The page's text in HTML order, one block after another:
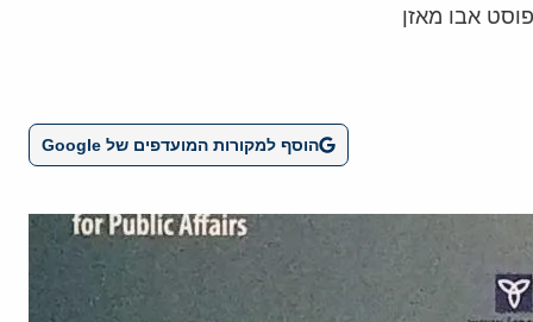
אבו מאזן
הוסף למקורות המועדפים של Google